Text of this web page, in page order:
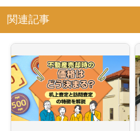
関連記事